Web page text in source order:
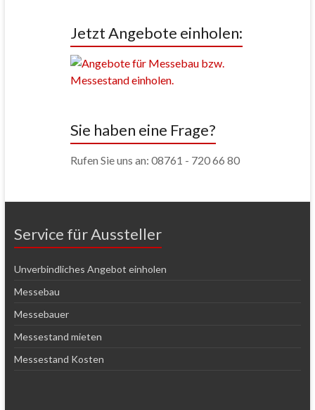
Jetzt Angebote einholen:
Sie haben eine Frage?
Rufen Sie uns an: 08761 - 720 66 80
Service für Aussteller
Unverbindliches Angebot einholen
Messebau
Messebauer
Messestand mieten
Messestand Kosten